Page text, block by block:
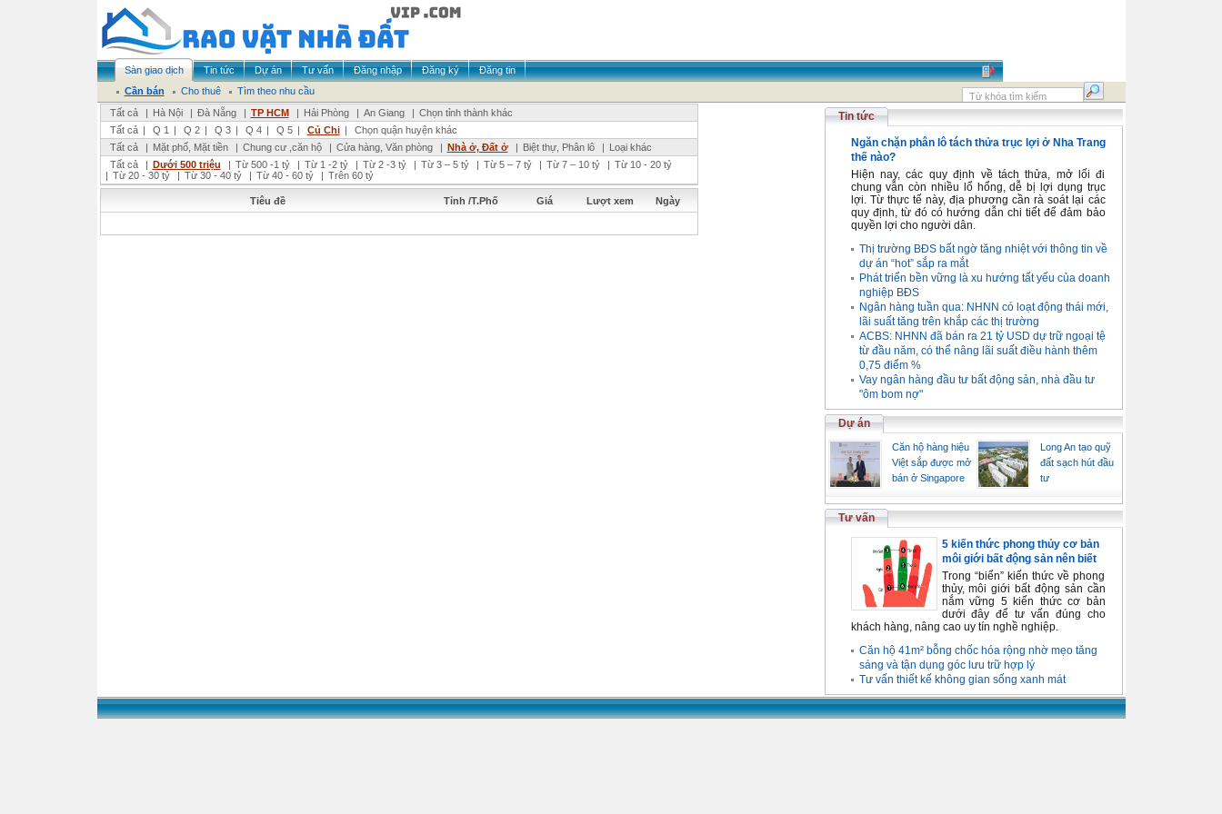
Sàn giao dịch Tin tức Dự án Tư vấn Đăng nhập Đăng ký
Đăng tin
Cần bán
Cho thuê
Tìm theo nhu cầu
Tất cả
| Hà Nội | Đà Nẵng | TP HCM | Hải Phòng | An Giang | Chọn tỉnh thành khác
Tất cả | Q 1 | Q 2 | Q 3 | Q 4 | Q 5 | Củ Chi |
Chọn quận huyện khác
Tất cả
| Mặt phố, Mặt tiền | Chung cư ,căn hộ | Cửa hàng, Văn phòng | Nhà ở, Đất ở | Biệt thự, Phân lô | Loại khác
Tất cả
| Dưới 500 triệu | Từ 500 -1 tỷ | Từ 1 -2 tỷ | Từ 2 -3 tỷ | Từ 3 – 5 tỷ | Từ 5 – 7 tỷ | Từ 7 – 10 tỷ | Từ 10 - 20 tỷ
| Từ 20 - 30 tỷ | Từ 30 - 40 tỷ | Từ 40 - 60 tỷ | Trên 60 tỷ
Tiêu đề Tỉnh /T.Phố Giá Lượt xem Ngày
Tin tức
Ngăn chặn phân lô tách thửa trục lợi ở Nha Trang
thế nào?
Hiện nay, các quy định về tách thửa, mở lối đi
chung vẫn còn nhiều lổ hổng, dễ bị lợi dụng trục
lợi. Từ thực tế này, địa phương cần rà soát lại các
quy định, từ đó có hướng dẫn chi tiết để đảm bảo
quyền lợi cho người dân.
Thị trường BĐS bất ngờ tăng nhiệt với thông tin về
dự án “hot” sắp ra mắt
Phát triển bền vững là xu hướng tất yếu của doanh
nghiệp BĐS
Ngân hàng tuần qua: NHNN có loạt động thái mới,
lãi suất tăng trên khắp các thị trường
ACBS: NHNN đã bán ra 21 tỷ USD dự trữ ngoại tệ
từ đầu năm, có thể nâng lãi suất điều hành thêm
0,75 điểm %
Vay ngân hàng đầu tư bất động sản, nhà đầu tư
"ôm bom nợ"
Dự án
Căn hộ hàng hiệu
Việt sắp được mở
bán ở Singapore
Long An tạo quỹ
đất sạch hút đầu
tư
Tư vấn
5 kiến thức phong thủy cơ bản
môi giới bất động sản nên biết
Trong “biển” kiến thức về phong
thủy, môi giới bất động sản cần
nắm vững 5 kiến thức cơ bản
dưới đây để tư vấn đúng cho
khách hàng, nâng cao uy tín nghề nghiệp.
Căn hộ 41m² bỗng chốc hóa rộng nhờ mẹo tăng
sáng và tận dụng góc lưu trữ hợp lý
Tư vấn thiết kế không gian sống xanh mát